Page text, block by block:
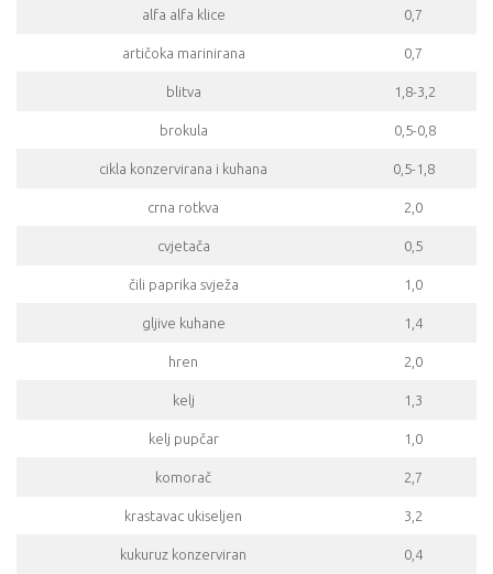
alfa alfa klice 0,7
artičoka marinirana 0,7
blitva 1,8-3,2
brokula 0,5-0,8
cikla konzervirana i kuhana 0,5-1,8
crna rotkva 2,0
cvjetača 0,5
čili paprika svježa 1,0
gljive kuhane 1,4
hren 2,0
kelj 1,3
kelj pupčar 1,0
komorač 2,7
krastavac ukiseljen 3,2
kukuruz konzerviran 0,4